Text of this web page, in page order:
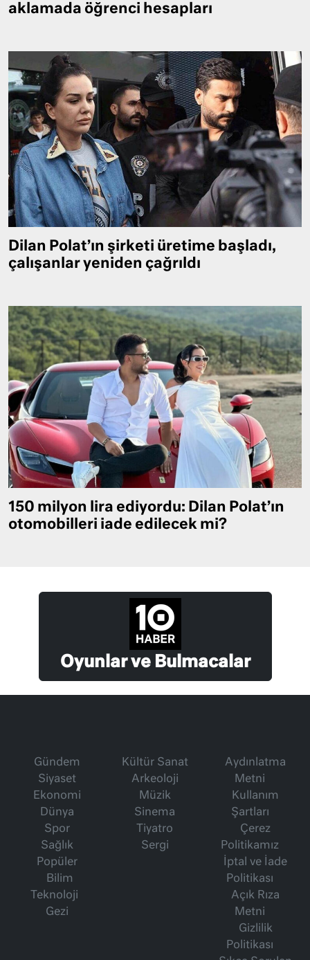
aklamada öğrenci hesapları
Dilan Polat’ın şirketi üretime başladı,
çalışanlar yeniden çağrıldı
150 milyon lira ediyordu: Dilan Polat’ın
otomobilleri iade edilecek mi?
Oyunlar ve Bulmacalar
Gündem
Siyaset
Ekonomi
Dünya
Spor
Sağlık
Popüler
Bilim
Teknoloji
Gezi
Kültür Sanat
Arkeoloji
Müzik
Sinema
Tiyatro
Sergi
Aydınlatma
Metni
Kullanım
Şartları
Çerez
Politikamız
İptal ve İade
Politikası
Açık Rıza
Metni
Gizlilik
Politikası